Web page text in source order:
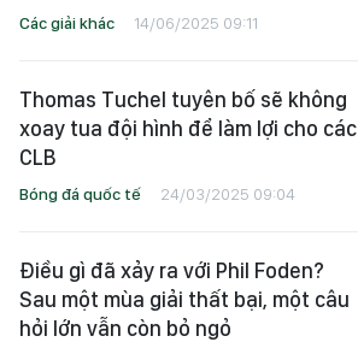
Các giải khác 14/06/2025 09:11
Thomas Tuchel tuyên bố sẽ không
xoay tua đội hình để làm lợi cho các
CLB
Bóng đá quốc tế 24/03/2025 09:04
Điều gì đã xảy ra với Phil Foden?
Sau một mùa giải thất bại, một câu
hỏi lớn vẫn còn bỏ ngỏ